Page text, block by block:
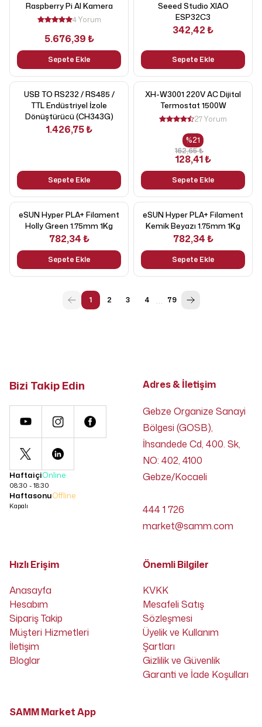
Raspberry Pi AI Kamera
4 Yorum
5.676,39 ₺
Sepete Ekle
Seeed Studio XIAO
ESP32C3
342,42 ₺
Sepete Ekle
USB TO RS232 / RS485 /
TTL Endüstriyel İzole
Dönüştürücü (CH343G)
1.426,75 ₺
Sepete Ekle
XH-W3001 220V AC Dijital
Termostat 1500W
27 Yorum
%21
162,65 ₺
128,41 ₺
Sepete Ekle
eSUN Hyper PLA+ Filament
Holly Green 1.75mm 1Kg
782,34 ₺
Sepete Ekle
eSUN Hyper PLA+ Filament
Kemik Beyazı 1.75mm 1Kg
782,34 ₺
Sepete Ekle
1 2 3 4 … 79
Bizi Takip Edin
HaftaiçiOnline
08:30 - 18:30
HaftasonuOffline
Kapalı
Adres & İletişim
Gebze Organize Sanayi
Bölgesi (GOSB),
İhsandede Cd, 400. Sk,
NO: 402, 4100
Gebze/Kocaeli
444 1 726
market@samm.com
Hızlı Erişim
Anasayfa
Hesabım
Sipariş Takip
Müşteri Hizmetleri
İletişim
Bloglar
Önemli Bilgiler
KVKK
Mesafeli Satış
Sözleşmesi
Üyelik ve Kullanım
Şartları
Gizlilik ve Güvenlik
Garanti ve İade Koşulları
SAMM Market App